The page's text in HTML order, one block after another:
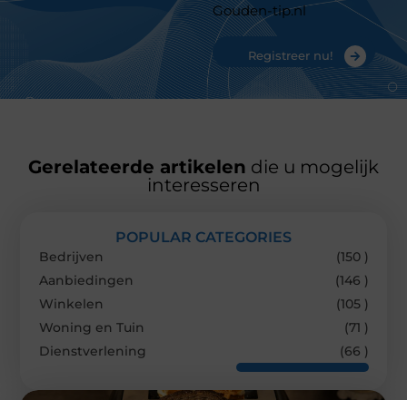
Gouden-tip.nl
Registreer nu!
Gerelateerde artikelen die u mogelijk
interesseren
POPULAR CATEGORIES
Bedrijven
(150 )
Aanbiedingen
(146 )
Winkelen
(105 )
Woning en Tuin
(71 )
Dienstverlening
(66 )